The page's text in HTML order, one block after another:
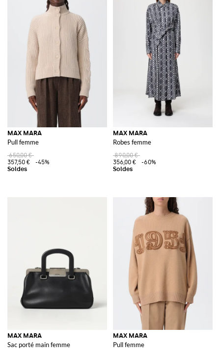
MAX MARA
Pull femme
650,00 €
357,50 €
-45%
MAX MARA
Robes femme
890,00 €
356,00 €
-60%
MAX MARA
Sac porté main femme
MAX MARA
Pull femme